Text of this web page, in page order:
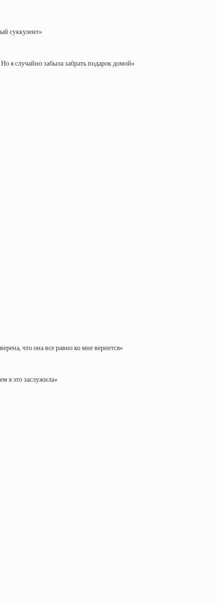
суккулент»
я случайно забыла забрать подарок домой»
что она все равно ко мне вернется»
я это заслужила»